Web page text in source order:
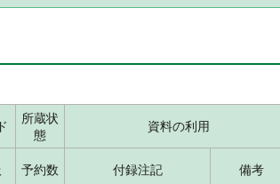
所蔵状
態
資料の利用
予約数 付録注記 備考